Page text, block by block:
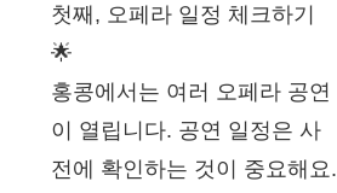
첫째, 오페라 일정 체크하기
🌟
홍콩에서는 여러 오페라 공연
이 열립니다. 공연 일정은 사
전에 확인하는 것이 중요해요.